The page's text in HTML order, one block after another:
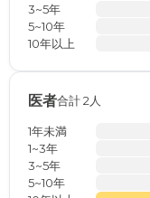
3~5年
5~10年
10年以上
医者合計 2人
1年未満
1~3年
3~5年
5~10年